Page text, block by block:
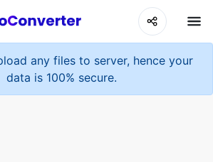
any files to server, hence your
data is 100% secure.